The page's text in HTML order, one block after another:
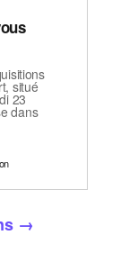
situé
23
dans
→